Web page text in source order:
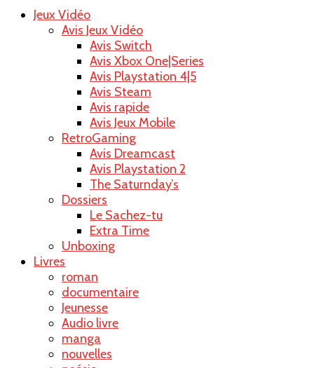
Raoul le
blog
Jeux Vidéo
Avis Jeux Vidéo
Avis Switch
Avis Xbox One|Series
Avis Playstation 4|5
Avis Steam
Avis rapide
Avis Jeux Mobile
RetroGaming
Avis Dreamcast
Avis Playstation 2
The Saturnday’s
Dossiers
Le Sachez-tu
Extra Time
Unboxing
Livres
roman
documentaire
Jeunesse
Audio livre
manga
nouvelles